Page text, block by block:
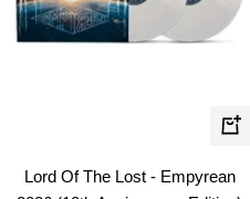
In
Lord Of The Lost - Empyrean